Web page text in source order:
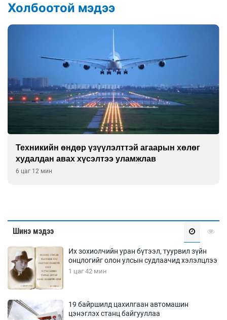
Холбоотой мэдээ
Техникийн өндөр үзүүлэлттэй агаарын хөлөг
худалдан авах хүсэлтээ уламжлав
6 цаг 12 мин
Шинэ мэдээ
Их зохиолчийн уран бүтээл, туурвил зүйн
онцлогийг олон улсын судлаачид хэлэлцлээ
1 цаг 42 мин
19 байршилд цахилгаан автомашин
цэнэглэх станц байгууллаа